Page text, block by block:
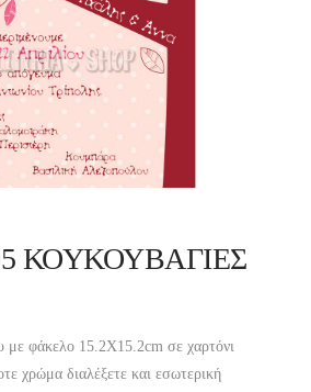
ΚΟΥΚΟΥΒΑΓΙΕΣ
με φάκελο 15.2X15.2cm σε χαρτόνι
χρώμα διαλέξετε και εσωτερική